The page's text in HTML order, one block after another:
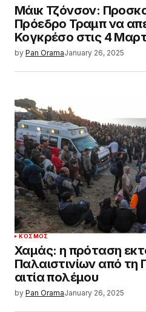
Μάικ Τζόνσον:
Πρόεδρο Τραμπ να
Κογκρέσο στις 4
by Pan OramaJanuary 26, 2025
ΚΌΣΜΟΣ
Χαμάς: η πρόταση
Παλαιστινίων από τη
αιτία πολέμου
by Pan OramaJanuary 26, 2025